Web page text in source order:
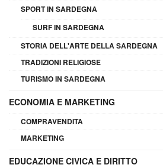
SPORT IN SARDEGNA
SURF IN SARDEGNA
STORIA DELL'ARTE DELLA SARDEGNA
TRADIZIONI RELIGIOSE
TURISMO IN SARDEGNA
ECONOMIA E MARKETING
COMPRAVENDITA
MARKETING
EDUCAZIONE CIVICA E DIRITTO